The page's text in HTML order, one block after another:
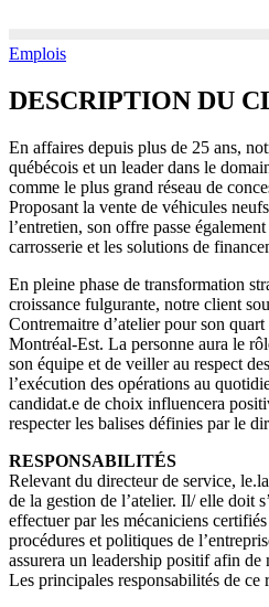
Emplois
DESCRIPTION DU
En affaires depuis plus de 25 ans,
québécois et un leader dans le
comme le plus grand réseau de
Proposant la vente de véhicules
l’entretien, son offre passe
carrosserie et les solutions de
En pleine phase de transformation
croissance fulgurante, notre client
Contremaitre d’atelier pour son quart
Montréal-Est. La personne aura le
son équipe et de veiller au respect
l’exécution des opérations au
candidat.e de choix influencera
respecter les balises définies par le
RESPONSABILITÉS
Relevant du directeur de service,
de la gestion de l’atelier. Il/ elle doit
effectuer par les mécaniciens
procédures et politiques de
assurera un leadership positif afin
Les principales responsabilités de ce